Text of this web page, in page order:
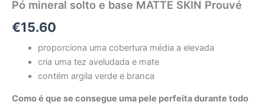
Pó mineral solto e base MATTE SKIN Prouvé
€15.60
proporciona uma cobertura média a elevada
cria uma tez aveludada e mate
contém argila verde e branca
Como é que se consegue uma pele perfeita durante todo